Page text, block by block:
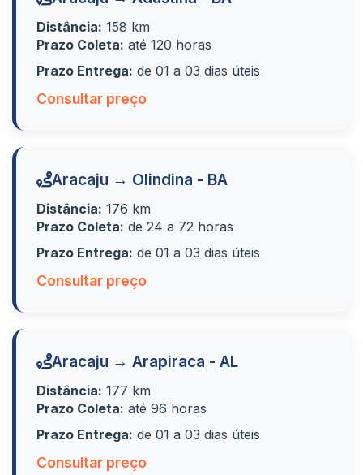
Distância: 158 km
Prazo Coleta: até 120 horas
Prazo Entrega: de 01 a 03 dias úteis
Consultar preço
Aracaju → Olindina - BA
Distância: 176 km
Prazo Coleta: de 24 a 72 horas
Prazo Entrega: de 01 a 03 dias úteis
Consultar preço
Aracaju → Arapiraca - AL
Distância: 177 km
Prazo Coleta: até 96 horas
Prazo Entrega: de 01 a 03 dias úteis
Consultar preço